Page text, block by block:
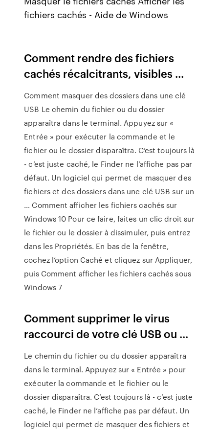
fichiers cachés - Aide de Windows
Comment rendre des fichiers
cachés récalcitrants, visibles ...
Comment masquer des dossiers dans une clé
USB Le chemin du fichier ou du dossier
apparaîtra dans le terminal. Appuyez sur «
Entrée » pour exécuter la commande et le
fichier ou le dossier disparaîtra. C’est toujours là
- c’est juste caché, le Finder ne l’affiche pas par
défaut. Un logiciel qui permet de masquer des
fichiers et des dossiers dans une clé USB sur un
… Comment afficher les fichiers cachés sur
Windows 10 Pour ce faire, faites un clic droit sur
le fichier ou le dossier à dissimuler, puis entrez
dans les Propriétés. En bas de la fenêtre,
cochez l’option Caché et cliquez sur Appliquer,
puis Comment afficher les fichiers cachés sous
Windows 7
Comment supprimer le virus
raccourci de votre clé USB ou ...
Le chemin du fichier ou du dossier apparaîtra
dans le terminal. Appuyez sur « Entrée » pour
exécuter la commande et le fichier ou le
dossier disparaîtra. C’est toujours là - c’est juste
caché, le Finder ne l’affiche pas par défaut. Un
logiciel qui permet de masquer des fichiers et